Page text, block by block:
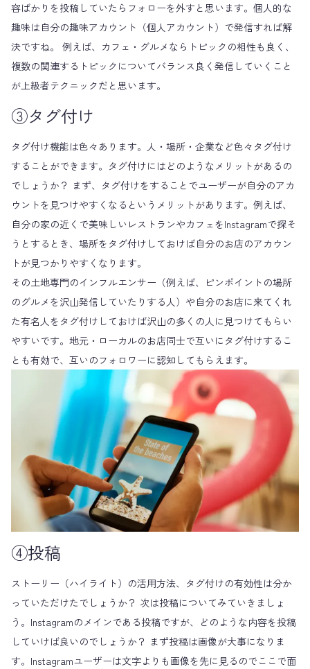
容ばかりを投稿していたらフォローを外すと思います。個人的な
趣味は自分の趣味アカウント（個人アカウント）で発信すれば解
決ですね。 例えば、カフェ・グルメならトピックの相性も良く、
複数の関連するトピックについてバランス良く発信していくこと
が上級者テクニックだと思います。
③タグ付け
タグ付け機能は色々あります。人・場所・企業など色々タグ付け
することができます。タグ付けにはどのようなメリットがあるの
でしょうか？ まず、タグ付けをすることでユーザーが自分のアカ
ウントを見つけやすくなるというメリットがあります。例えば、
自分の家の近くで美味しいレストランやカフェをInstagramで探そ
うとするとき、場所をタグ付けしておけば自分のお店のアカウン
トが見つかりやすくなります。
その土地専門のインフルエンサー（例えば、ピンポイントの場所
のグルメを沢山発信していたりする人）や自分のお店に来てくれ
た有名人をタグ付けしておけば沢山の多くの人に見つけてもらい
やすいです。地元・ローカルのお店同士で互いにタグ付けするこ
とも有効で、互いのフォロワーに認知してもらえます。
④投稿
ストーリー（ハイライト）の活用方法、タグ付けの有効性は分か
っていただけたでしょうか？ 次は投稿についてみていきましょ
う。Instagramのメインである投稿ですが、どのような内容を投稿
していけば良いのでしょうか？ まず投稿は画像が大事になりま
す。Instagramユーザーは文字よりも画像を先に見るのでここで面